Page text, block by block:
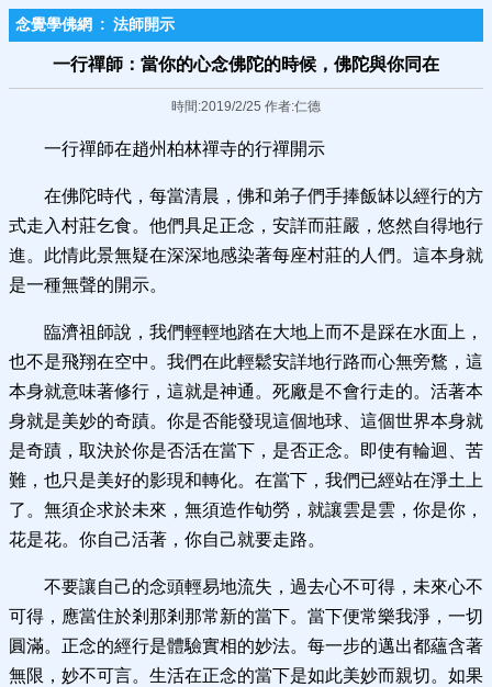
念覺學佛網 : 法師開示
一行禪師：當你的心念佛陀的時候，佛陀與你同在
時間:2019/2/25 作者:仁德
一行禪師在趙州柏林禪寺的行禪開示
在佛陀時代，每當清晨，佛和弟子們手捧飯缽以經行的方
式走入村莊乞食。他們具足正念，安詳而莊嚴，悠然自得地行
進。此情此景無疑在深深地感染著每座村莊的人們。這本身就
是一種無聲的開示。
臨濟祖師說，我們輕輕地踏在大地上而不是踩在水面上，
也不是飛翔在空中。我們在此輕鬆安詳地行路而心無旁鶩，這
本身就意味著修行，這就是神通。死廠是不會行走的。活著本
身就是美妙的奇蹟。你是否能發現這個地球、這個世界本身就
是奇蹟，取決於你是否活在當下，是否正念。即使有輪迴、苦
難，也只是美好的影現和轉化。在當下，我們已經站在淨土上
了。無須企求於未來，無須造作劬勞，就讓雲是雲，你是你，
花是花。你自己活著，你自己就要走路。
不要讓自己的念頭輕易地流失，過去心不可得，未來心不
可得，應當住於剎那剎那常新的當下。當下便常樂我淨，一切
圓滿。正念的經行是體驗實相的妙法。每一步的邁出都蘊含著
無限，妙不可言。生活在正念的當下是如此美妙而親切。如果